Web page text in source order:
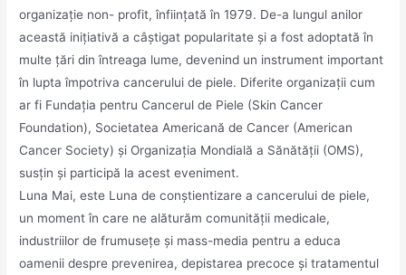
organizație non- profit, înființată în 1979. De-a lungul anilor
această inițiativă a câștigat popularitate și a fost adoptată în
multe țări din întreaga lume, devenind un instrument important
în lupta împotriva cancerului de piele. Diferite organizații cum
ar fi Fundația pentru Cancerul de Piele (Skin Cancer
Foundation), Societatea Americană de Cancer (American
Cancer Society) și Organizația Mondială a Sănătății (OMS),
susțin și participă la acest eveniment.
Luna Mai, este Luna de conștientizare a cancerului de piele,
un moment în care ne alăturăm comunității medicale,
industriilor de frumusețe și mass-media pentru a educa
oamenii despre prevenirea, depistarea precoce și tratamentul